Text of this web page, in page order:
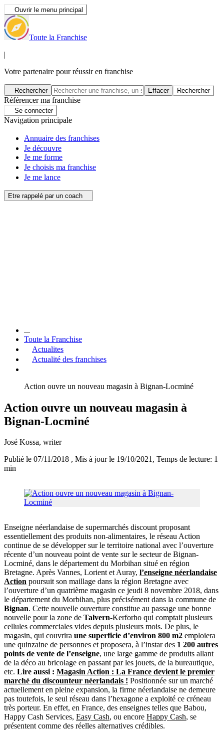
Ouvrir le menu principal
Toute la Franchise
|
Votre partenaire pour réussir en franchise
Rechercher Effacer Rechercher
Référencer ma franchise
Se connecter
Navigation principale
Annuaire des franchises
Je découvre
Je me forme
Je choisis ma franchise
Je me lance
Etre rappelé par un coach
...
Toute la Franchise
Actualites
Actualité des franchises
Action ouvre un nouveau magasin à Bignan-Locminé
Action ouvre un nouveau magasin à
Bignan-Locminé
José Kossa, writer
Publié le 07/11/2018 , Mis à jour le 19/10/2021, Temps de lecture: 1
min
Enseigne néerlandaise de supermarchés discount proposant
essentiellement des produits non-alimentaires, le réseau Action
continue de se développer sur le territoire national avec l’ouverture
récente d’un nouveau point de vente sur le secteur de Bignan-
Locminé, dans le département du Morbihan situé en région
Bretagne. Après Vannes, Lorient et Auray, l’enseigne néerlandaise
Action poursuit son maillage dans la région Bretagne avec
l’ouverture d’un quatrième magasin ce jeudi 8 novembre 2018, dans
le département du Morbihan, plus précisément dans la commune de
Bignan. Cette nouvelle ouverture constitue au passage une bonne
nouvelle pour la zone de Talvern-Kerforho qui comptait plusieurs
cellules commerciales vides depuis plusieurs mois. De plus, le
magasin, qui couvrira une superficie d’environ 800 m2 emploiera
une quinzaine de personnes et proposera, à l’instar des 1 200 autres
points de vente de l’enseigne, une large gamme de produits allant
de la déco au bricolage en passant par les jouets, de la bureautique,
etc. Lire aussi : Magasin Action : La France devient le premier
marché du discounteur néerlandais ! Positionnée sur un marché
actuellement en pleine expansion, la firme néerlandaise ne demeure
pas toutefois, le seul réseau dans l’hexagone a exploité ce créneau
très porteur. En effet, en France, des enseignes telles que Babou,
Happy Cash Services, Easy Cash, ou encore Happy Cash, se
présentent comme des réelles alternatives crédibles.